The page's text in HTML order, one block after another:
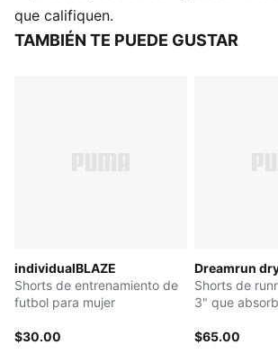
para absorber la humedad del cuerpo
libre de sudor durante el ejercicio.
que califiquen.
TAMBIÉN TE PUEDE GUSTAR
individualBLAZE
Shorts de entrenamiento de
futbol para mujer
$30.00
Dreamrun
Shorts de
3" que
$65.00